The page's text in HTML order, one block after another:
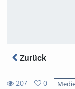
Zurück
207
0